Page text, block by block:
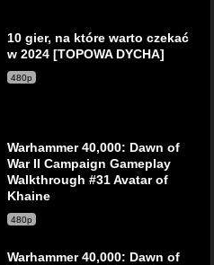
10 gier, na które warto czekać
w 2024 [TOPOWA DYCHA]
480p
Warhammer 40,000: Dawn of
War II Campaign Gameplay
Walkthrough #31 Avatar of
Khaine
480p
Warhammer 40,000: Dawn of